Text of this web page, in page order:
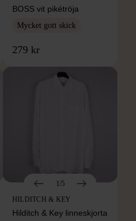
BOSS vit pikétröja
Mycket gott skick
279 kr
1/5
HILDITCH & KEY
Hilditch & Key linneskjorta